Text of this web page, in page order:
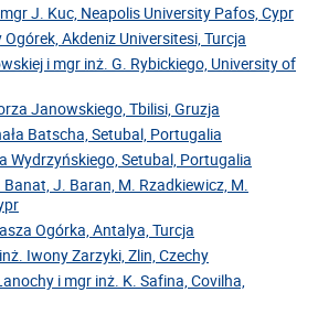
J. Kuc, Neapolis University Pafos, Cypr
Akdeniz Universitesi, Turcja
i mgr inż. G. Rybickiego, University of
Janowskiego, Tbilisi, Gruzja
Batscha, Setubal, Portugalia
Wydrzyńskiego, Setubal, Portugalia
Banat, J. Baran, M. Rzadkiewicz, M.
Ogórka, Antalya, Turcja
Iwony Zarzyki, Zlin, Czechy
i mgr inż. K. Safina, Covilha,